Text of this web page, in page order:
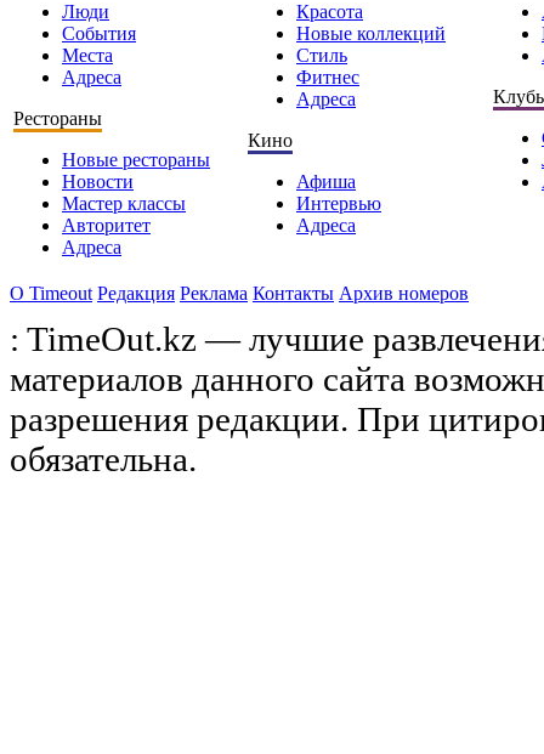
Люди
События
Места
Адреса
Рестораны
Новые рестораны
Новости
Мастер классы
Авторитет
Адреса
Красота
Новые коллекций
Стиль
Фитнес
Адреса
Кино
Афиша
Интервью
Адреса
О Timeоut Редакция Реклама Контакты Архив номеров
: TimeOut.kz — лучшие
материалов данного сайта
разрешения редакции. При
обязательна.